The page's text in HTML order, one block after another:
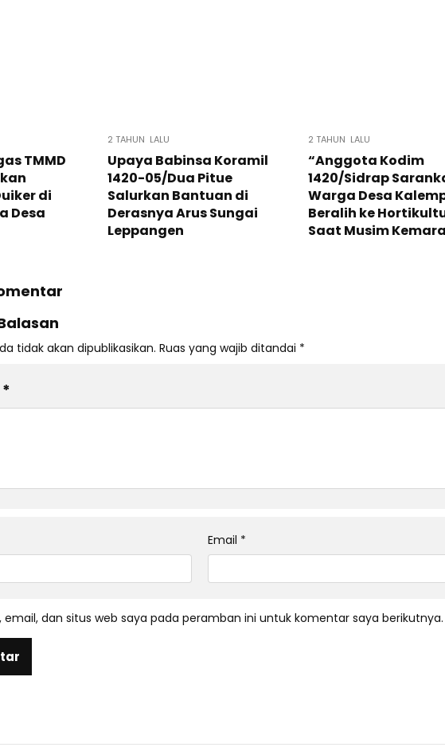
TMMD
di
Desa
2 TAHUN LALU
Upaya Babinsa Koramil
1420-05/Dua Pitue
Salurkan Bantuan di
Derasnya Arus Sungai
Leppangen
2 TAHUN LALU
“Anggota Kodim
1420/Sidrap
Warga Desa
Beralih ke
Saat Musim
tidak akan dipublikasikan. Ruas yang wajib ditandai *
*
Email *
email, dan situs web saya pada peramban ini untuk komentar saya berikutnya.